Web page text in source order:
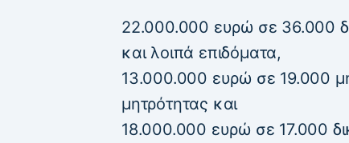
22.000.000 ευρώ σε 36.000
και λοιπά επιδόματα,
13.000.000 ευρώ σε 19.000
μητρότητας και
18.000.000 ευρώ σε 17.000